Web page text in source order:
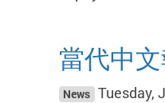
當代中
News Tuesday,